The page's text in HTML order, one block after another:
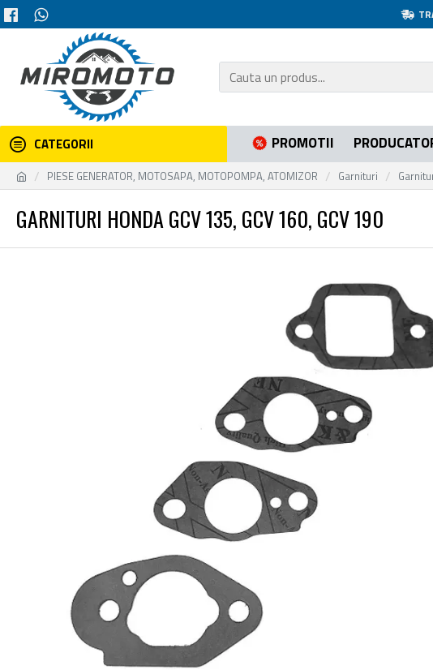
CATEGORII PROMOTII
PIESE GENERATOR, MOTOSAPA, MOTOPOMPA, ATOMIZOR Garnituri
GARNITURI HONDA GCV 135, GCV 160, GCV 190